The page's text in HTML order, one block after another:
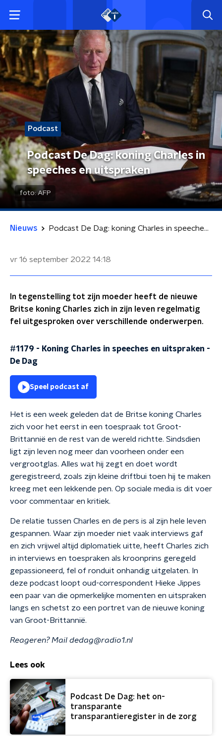
Podcast
Podcast De Dag: koning Charles in
speeches en uitspraken
foto:AFP
Nieuws Podcast De Dag: koning Charles in speeches en uitspraken
vr 16 september 2022 14:18
In tegenstelling tot zijn moeder heeft de nieuwe
Britse koning Charles zich in zijn leven regelmatig
fel uitgesproken over verschillende onderwerpen.
#1179 - Koning Charles in speeches en uitspraken -
De Dag
Speel podcast af
Het is een week geleden dat de Britse koning Charles
zich voor het eerst in een toespraak tot Groot-
Brittannië en de rest van de wereld richtte. Sindsdien
ligt zijn leven nog meer dan voorheen onder een
vergrootglas. Alles wat hij zegt en doet wordt
geregistreerd, zoals zijn kleine driftbui toen hij te maken
kreeg met een lekkende pen. Op sociale media is dit voer
voor commentaar en kritiek.
De relatie tussen Charles en de pers is al zijn hele leven
gespannen. Waar zijn moeder niet vaak interviews gaf
en zich vrijwel altijd diplomatiek uitte, heeft Charles zich
in interviews en toespraken als kroonprins geregeld
gepassioneerd, fel of ronduit onhandig uitgelaten. In
deze podcast loopt oud-correspondent Hieke Jippes
een paar van die opmerkelijke momenten en uitspraken
langs en schetst zo een portret van de nieuwe koning
van Groot-Brittannië.
Reageren? Mail dedag@radio1.nl
Lees ook
Podcast De Dag: het on-
transparante
transparantieregister in de zorg